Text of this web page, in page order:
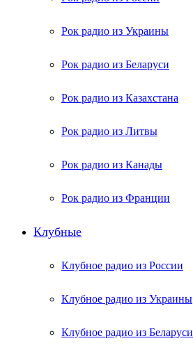
Рок радио из Украины
Рок радио из Беларуси
Рок радио из Казахстана
Рок радио из Литвы
Рок радио из Канады
Рок радио из Франции
Клубные
Клубное радио из России
Клубное радио из Украины
Клубное радио из Беларуси